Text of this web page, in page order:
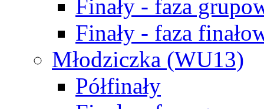
Finały - faza
Finały - faza
Młodziczka (WU13)
Półfinały